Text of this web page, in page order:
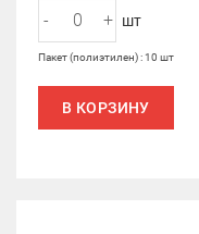
- + шт
Пакет (полиэтилен) : 10 шт
В КОРЗИНУ